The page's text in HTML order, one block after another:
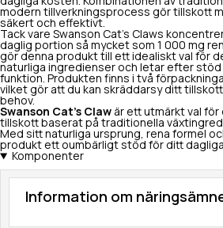
modern tillverkningsprocess gör tillskott
säkert och effektivt.
Tack vare Swanson Cat's Claws
daglig portion så mycket som 1 000 mg
gör denna produkt till ett idealiskt val för
naturliga ingredienser och letar efter stöd
funktion. Produkten finns i två
vilket gör att du kan skräddarsy ditt
behov.
Swanson Cat's Claw är ett utmärkt val
tillskott baserat på traditionella
Med sitt naturliga ursprung, rena formel
produkt ett oumbärligt stöd för ditt
Komponenter
Information om